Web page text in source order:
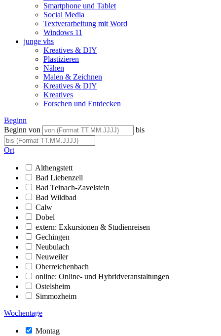
Smartphone und Tablet
Social Media
Textverarbeitung mit Word
Windows 11
junge vhs
Kreatives & DIY
Plastizieren
Nähen
Malen & Zeichnen
Kreatives & DIY
Kreatives
Forschen und Entdecken
Beginn
Beginn von
bis
Ort
Althengstett
Bad Liebenzell
Bad Teinach-Zavelstein
Bad Wildbad
Calw
Dobel
extern: Exkursionen & Studienreisen
Gechingen
Neubulach
Neuweiler
Oberreichenbach
online: Online- und Hybridveranstaltungen
Ostelsheim
Simmozheim
Wochentage
Montag